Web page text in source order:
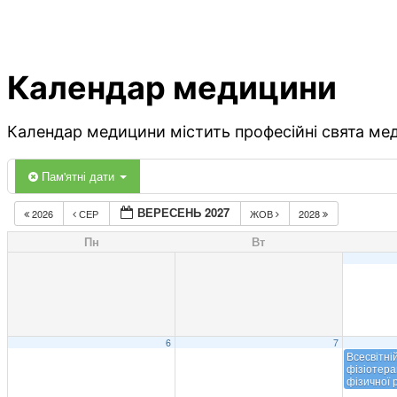
Календар медицини
Календар медицини містить професійні свята
Пам'ятні дати
2026 СЕР ВЕРЕСЕНЬ 2027 ЖОВ 2028
Пн Вт
6 7
фізичної